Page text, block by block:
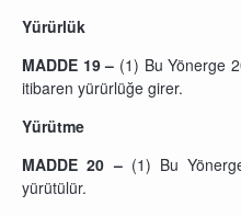
Yürürlük
MADDE 19 – (1) Bu Yönerge
itibaren yürürlüğe girer.
Yürütme
MADDE 20 – (1) Bu
yürütülür.